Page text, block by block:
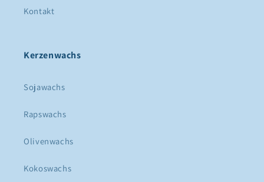
Kontakt
Kerzenwachs
Sojawachs
Rapswachs
Olivenwachs
Kokoswachs